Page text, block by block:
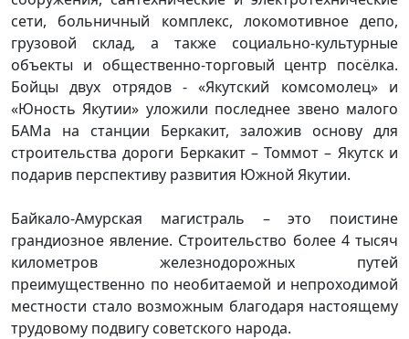
сети, больничный комплекс, локомотивное депо,
грузовой склад, а также социально-культурные
объекты и общественно-торговый центр посёлка.
Бойцы двух отрядов - «Якутский комсомолец» и
«Юность Якутии» уложили последнее звено малого
БАМа на станции Беркакит, заложив основу для
строительства дороги Беркакит – Томмот – Якутск и
подарив перспективу развития Южной Якутии.
Байкало-Амурская магистраль – это поистине
грандиозное явление. Строительство более 4 тысяч
километров железнодорожных путей
преимущественно по необитаемой и непроходимой
местности стало возможным благодаря настоящему
трудовому подвигу советского народа.